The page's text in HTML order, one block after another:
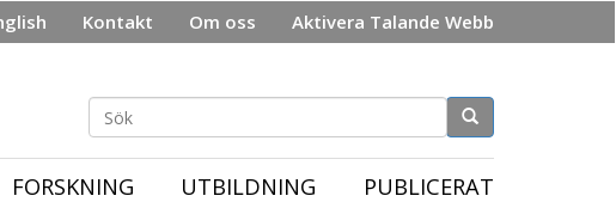
Kontakt Om oss Aktivera Talande Webb
Sökformulär
FORSKNING UTBILDNING PUBLICERAT